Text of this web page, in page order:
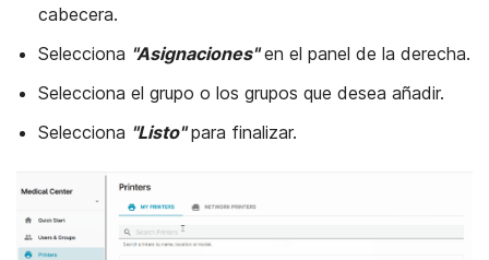
cabecera.
Selecciona "Asignaciones"en el panel de la derecha.
Selecciona el grupo o los grupos que desea añadir.
Selecciona "Listo"para finalizar.